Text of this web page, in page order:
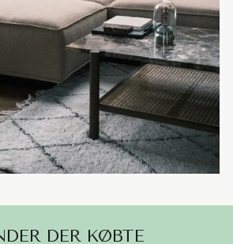
DER KØBTE